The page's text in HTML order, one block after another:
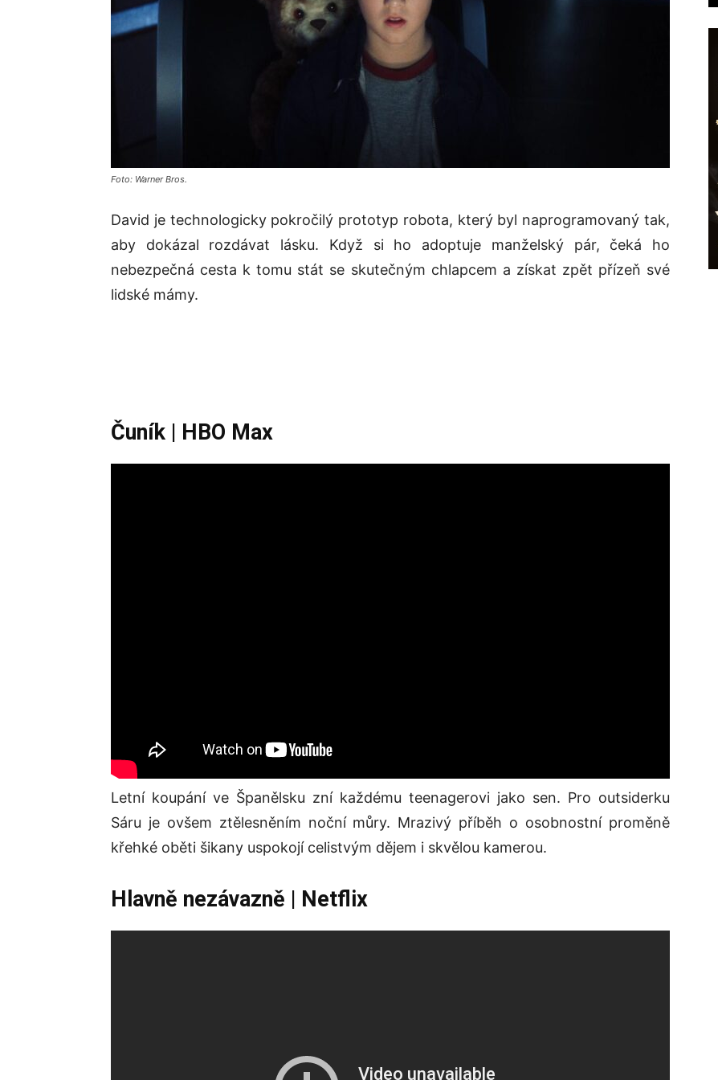
Foto: Warner Bros.
David je technologicky pokročilý prototyp robota, který byl naprogramovaný tak,
aby dokázal rozdávat lásku. Když si ho adoptuje manželský pár, čeká ho
nebezpečná cesta k tomu stát se skutečným chlapcem a získat zpět přízeň své
lidské mámy.
Čuník | HBO Max
Letní koupání ve Španělsku zní každému teenagerovi jako sen. Pro outsiderku
Sáru je ovšem ztělesněním noční můry. Mrazivý příběh o osobnostní proměně
křehké oběti šikany uspokojí celistvým dějem i skvělou kamerou.
Hlavně nezávazně | Netflix